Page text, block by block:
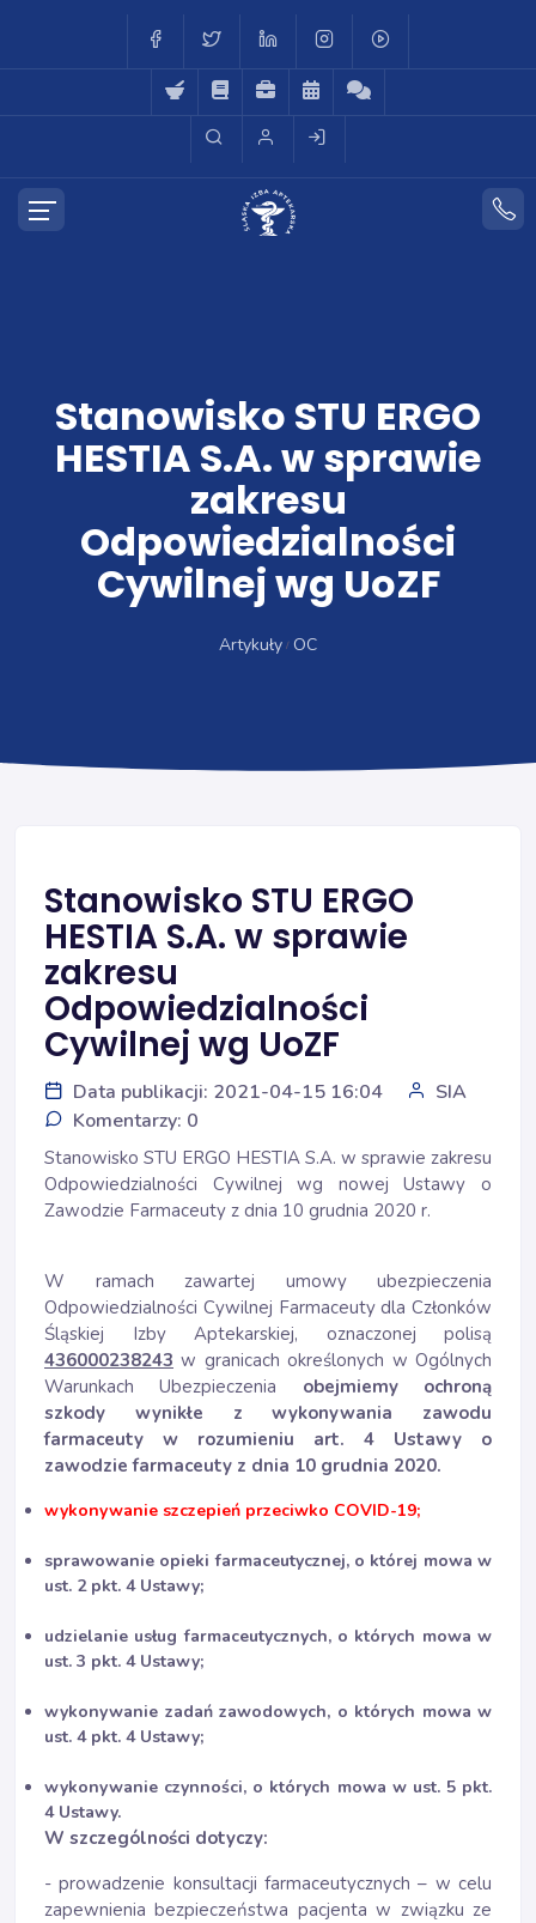
Stanowisko STU ERGO
HESTIA S.A. w sprawie
zakresu
Odpowiedzialności
Cywilnej wg UoZF
Artykuły OC
Stanowisko STU ERGO
HESTIA S.A. w sprawie
zakresu
Odpowiedzialności
Cywilnej wg UoZF
Data publikacji: 2021-04-15 16:04
SIA
Komentarzy: 0
Stanowisko STU ERGO HESTIA S.A. w sprawie zakresu
Odpowiedzialności Cywilnej wg nowej Ustawy o
Zawodzie Farmaceuty z dnia 10 grudnia 2020 r.
W ramach zawartej umowy ubezpieczenia
Odpowiedzialności Cywilnej Farmaceuty dla Członków
Śląskiej Izby Aptekarskiej, oznaczonej polisą
436000238243 w granicach określonych w Ogólnych
Warunkach Ubezpieczenia obejmiemy ochroną
szkody wynikłe z wykonywania zawodu
farmaceuty w rozumieniu art. 4 Ustawy o
zawodzie farmaceuty z dnia 10 grudnia 2020.
wykonywanie szczepień przeciwko COVID-19;
sprawowanie opieki farmaceutycznej, o której mowa w
ust. 2 pkt. 4 Ustawy;
udzielanie usług farmaceutycznych, o których mowa w
ust. 3 pkt. 4 Ustawy;
wykonywanie zadań zawodowych, o których mowa w
ust. 4 pkt. 4 Ustawy;
wykonywanie czynności, o których mowa w ust. 5 pkt.
4 Ustawy.
W szczególności dotyczy:
- prowadzenie konsultacji farmaceutycznych – w celu
zapewnienia bezpieczeństwa pacjenta w związku ze